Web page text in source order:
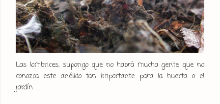
Las lombrices, supongo que no habrá mucha gente que no
conozca este anélido tan importante para la huerta o el
jardín.